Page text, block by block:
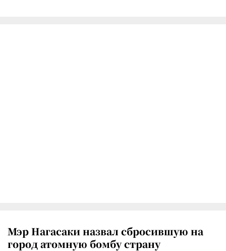
Мэр Нагасаки назвал сбросившую на
город атомную бомбу страну